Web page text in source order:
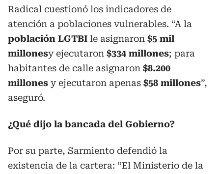
Radical cuestionó los indicadores de
atención a poblaciones vulnerables. “A la
población LGTBI le asignaron $5 mil
millonesy ejecutaron $334 millones; para
habitantes de calle asignaron $8.200
millones y ejecutaron apenas $58 millones”,
aseguró.
¿Qué dijo la bancada del Gobierno?
Por su parte, Sarmiento defendió la
existencia de la cartera: “El Ministerio de la